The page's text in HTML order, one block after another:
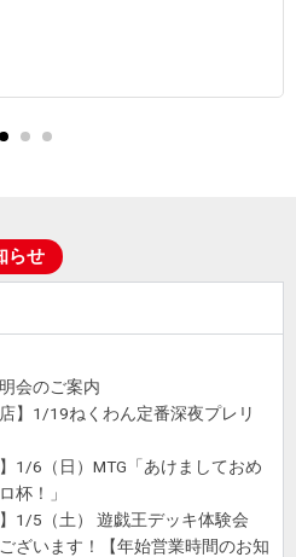
らせ
会のご案内
】1/19ねくわん定番深夜プレリ
1/6（日）MTG「あけましておめ
杯！」
1/5（土） 遊戯王デッキ体験会
ざいます！【年始営業時間のお知